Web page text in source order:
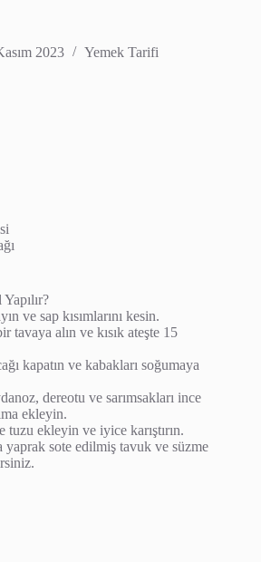
2023 Yemek Tarifi
ve sap kısımlarını kesin.
tavaya alın ve kısık ateşte 15
kapatın ve kabakları soğumaya
dereotu ve sarımsakları ince
ekleyin.
tuzu ekleyin ve iyice karıştırın.
yaprak sote edilmiş tavuk ve süzme